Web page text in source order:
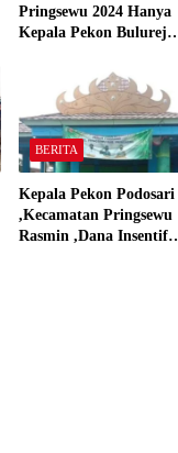
Pringsewu 2024 Hanya
Kepala Pekon Bulurejo
dan Dana Insentif Pekon
BERITA
Kepala Pekon Podosari
,Kecamatan Pringsewu
Rasmin ,Dana Insentif